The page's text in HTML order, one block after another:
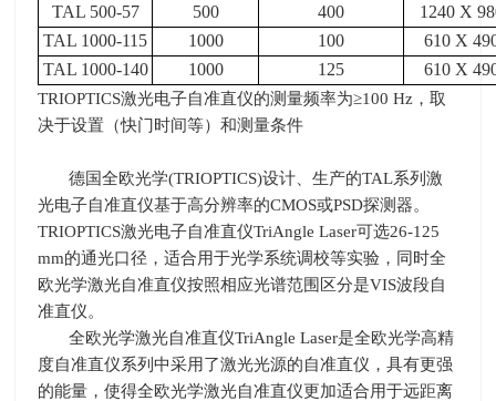
TAL 500-57
500 400
1240 X
TAL 1000-115
1000 100
610 X
TAL 1000-140
1000 125 610 X
TRIOPTICS激光电子自准直仪的测量频率为≥100 Hz，取
决于设置（快门时间等）和测量条件
德国全欧光学(TRIOPTICS)设计、生产的TAL系列激
光电子自准直仪基于高分辨率的CMOS或PSD探测器。
TRIOPTICS激光电子自准直仪TriAngle Laser可选26-125
mm的通光口径，适合用于光学系统调校等实验，同时全
欧光学激光自准直仪按照相应光谱范围区分是VIS波段自
准直仪。
全欧光学激光自准直仪TriAngle Laser是全欧光学高精
度自准直仪系列中采用了激光光源的自准直仪，具有更强
的能量，使得全欧光学激光自准直仪更加适合用于远距离